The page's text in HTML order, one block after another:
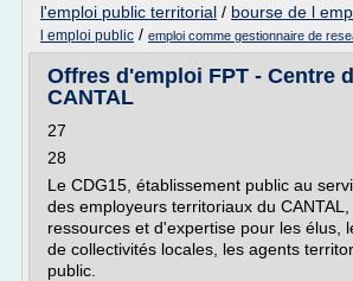
l'emploi public territorial / bourse de l
l emploi public / emploi comme gestionnaire de
Offres d'emploi FPT - Centre
CANTAL
27
28
Le CDG15, établissement public au
des employeurs territoriaux du
ressources et d'expertise pour les élus,
de collectivités locales, les agents
public.